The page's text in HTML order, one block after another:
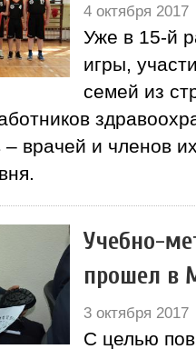
4 октября 2017
Уже в 15-й
игры,
семей из
– врачей и членов
Учебно-
прошел в
3 октября 2017
С целью